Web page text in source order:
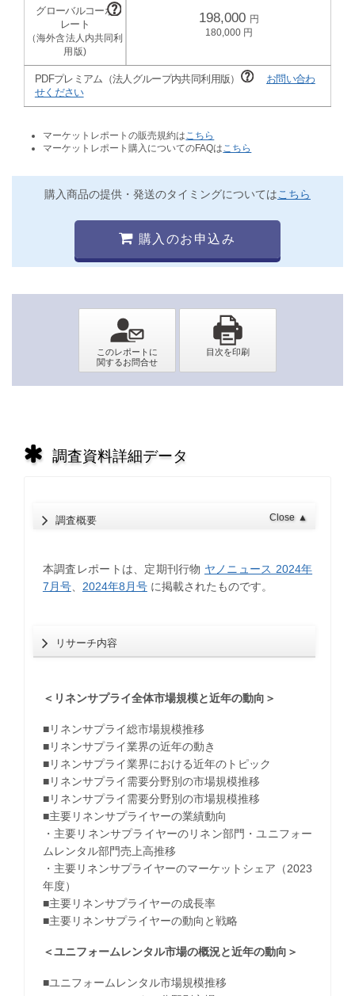
198,000
180,000
PDFプレミアム（法人グループ内共同利用版）
お問い合わ
せください
マーケットレポートの販売規約は こちら
マーケットレポート購入についてのFAQは こちら
購入商品の提供・発送のタイミングについてはこちら
購入のお申込み
調査資料詳細データ
調査概要 Close ▲
本調査レポートは、定期刊行物 ヤノニュース 2024年
7月号、 2024年8月号に掲載されたものです。
リサーチ内容
＜リネンサプライ全体市場規模と近年の動向＞
■リネンサプライ総市場規模推移
■リネンサプライ業界の近年の動き
■リネンサプライ業界における近年のトピック
■リネンサプライ需要分野別の市場規模推移
■リネンサプライ需要分野別の市場規模推移
■主要リネンサプライヤーの業績動向
・主要リネンサプライヤーのリネン部門・ユニフォー
ムレンタル部門売上高推移
・主要リネンサプライヤーのマーケットシェア（2023
年度）
■主要リネンサプライヤーの成長率
■主要リネンサプライヤーの動向と戦略
＜ユニフォームレンタル市場の概況と近年の動向＞
■ユニフォームレンタル市場規模推移